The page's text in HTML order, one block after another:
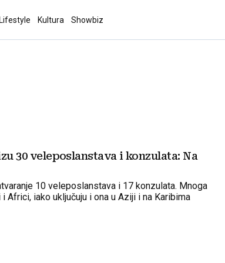
Kultura Showbiz
30 veleposlanstava i konzulata: Na
10 veleposlanstava i 17 konzulata. Mnoga
Africi, iako uključuju i ona u Aziji i na Karibima